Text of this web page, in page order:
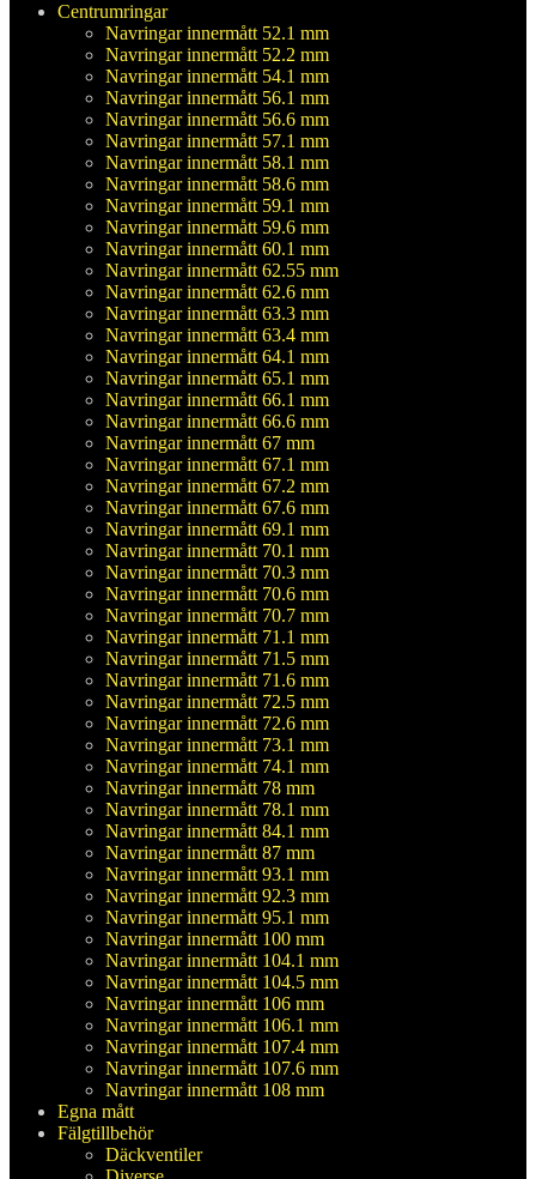
Centrumringar
Navringar innermått 52.1 mm
Navringar innermått 52.2 mm
Navringar innermått 54.1 mm
Navringar innermått 56.1 mm
Navringar innermått 56.6 mm
Navringar innermått 57.1 mm
Navringar innermått 58.1 mm
Navringar innermått 58.6 mm
Navringar innermått 59.1 mm
Navringar innermått 59.6 mm
Navringar innermått 60.1 mm
Navringar innermått 62.55 mm
Navringar innermått 62.6 mm
Navringar innermått 63.3 mm
Navringar innermått 63.4 mm
Navringar innermått 64.1 mm
Navringar innermått 65.1 mm
Navringar innermått 66.1 mm
Navringar innermått 66.6 mm
Navringar innermått 67 mm
Navringar innermått 67.1 mm
Navringar innermått 67.2 mm
Navringar innermått 67.6 mm
Navringar innermått 69.1 mm
Navringar innermått 70.1 mm
Navringar innermått 70.3 mm
Navringar innermått 70.6 mm
Navringar innermått 70.7 mm
Navringar innermått 71.1 mm
Navringar innermått 71.5 mm
Navringar innermått 71.6 mm
Navringar innermått 72.5 mm
Navringar innermått 72.6 mm
Navringar innermått 73.1 mm
Navringar innermått 74.1 mm
Navringar innermått 78 mm
Navringar innermått 78.1 mm
Navringar innermått 84.1 mm
Navringar innermått 87 mm
Navringar innermått 93.1 mm
Navringar innermått 92.3 mm
Navringar innermått 95.1 mm
Navringar innermått 100 mm
Navringar innermått 104.1 mm
Navringar innermått 104.5 mm
Navringar innermått 106 mm
Navringar innermått 106.1 mm
Navringar innermått 107.4 mm
Navringar innermått 107.6 mm
Navringar innermått 108 mm
Egna mått
Fälgtillbehör
Däckventiler